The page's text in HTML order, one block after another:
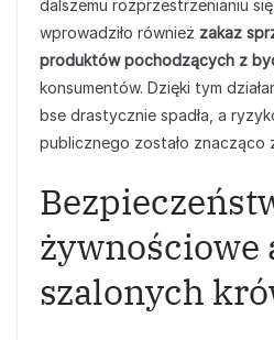
dalszemu rozprzestrzenianiu
wprowadziło również zakaz
produktów pochodzących z
konsumentów. Dzięki tym
bse drastycznie spadła, a
publicznego zostało znacząco
żywnościowe
szalonych